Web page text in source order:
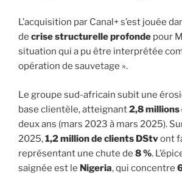
L’acquisition par Canal+ s’est jouée
de crise structurelle profonde pour
situation qui a pu être interprétée
opération de sauvetage ».
Le groupe sud-africain subit une
base clientèle, atteignant2,8 millions
deux ans (mars 2023 à mars 2025).
2025,1,2 million de clients DStvont
représentant une chute de 8 %.
saignée est le Nigeria, qui concentre